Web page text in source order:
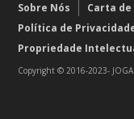
Sobre Nós Carta
Política de
Propriedade
Copyright © 2016-2023-